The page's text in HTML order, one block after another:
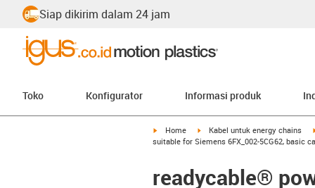
Siap dikirim dalam 24 jam
Toko Konfigurator Informasi produk
igus-icon-arrow-right
Home igus-icon-arrow-right
Kabel untuk energy chains
suitable for Siemens 6FX_002-5CG62, basic
readycable®